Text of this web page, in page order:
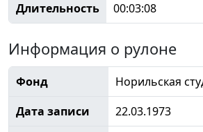
Длительность
00:03:08
Информация о рулоне
Фонд
Норильская
Дата записи
22.03.1973